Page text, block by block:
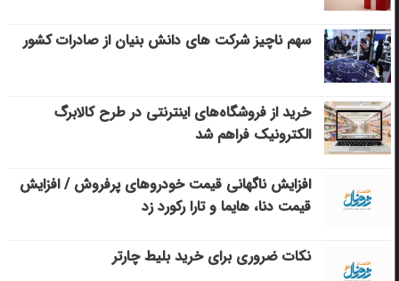
سهم ناچیز شرکت های دانش بنیان از صادرات کشور
خرید از فروشگاه‌های اینترنتی در طرح کالابرگ
الکترونیک فراهم شد
افزایش ناگهانی قیمت خودروهای پرفروش / افزایش
قیمت دنا، هایما و تارا رکورد زد
نکات ضروری برای خرید بلیط چارتر